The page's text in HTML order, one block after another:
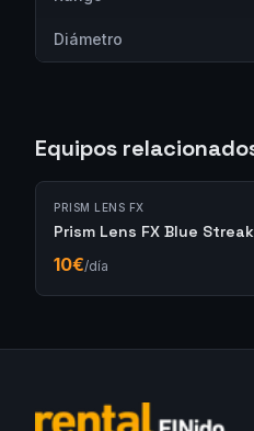
Diámetro
Equipos
PRISM LENS FX
Prism Lens FX Blue
10€/día